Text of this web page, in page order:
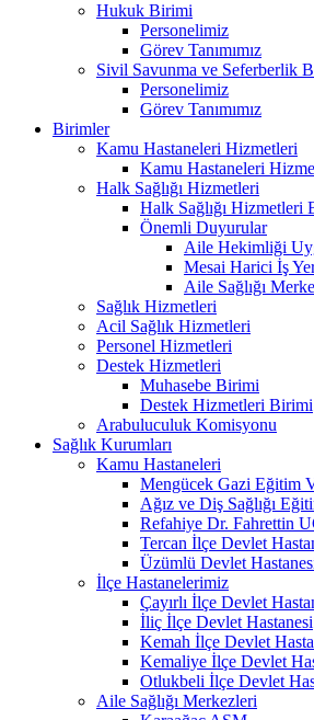
Hukuk Birimi
Personelimiz
Görev Tanımımız
Sivil Savunma ve Seferberlik
Personelimiz
Görev Tanımımız
Birimler
Kamu Hastaneleri Hizmetleri
Kamu Hastaneleri
Halk Sağlığı Hizmetleri
Halk Sağlığı Hizmetleri
Önemli Duyurular
Aile Hekimliği
Mesai Harici İş
Aile Sağlığı
Sağlık Hizmetleri
Acil Sağlık Hizmetleri
Personel Hizmetleri
Destek Hizmetleri
Muhasebe Birimi
Destek Hizmetleri Birimi
Arabuluculuk Komisyonu
Sağlık Kurumları
Kamu Hastaneleri
Mengücek Gazi Eğitim
Ağız ve Diş Sağlığı
Refahiye Dr. Fahrettin
Tercan İlçe Devlet
Üzümlü Devlet
İlçe Hastanelerimiz
Çayırlı İlçe Devlet
İliç İlçe Devlet Hastanesi
Kemah İlçe Devlet
Kemaliye İlçe Devlet
Otlukbeli İlçe Devlet
Aile Sağlığı Merkezleri